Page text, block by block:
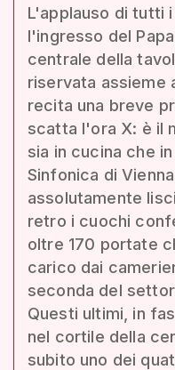
L'applauso di tutti
l'ingresso del
centrale della
riservata assieme
recita una breve
scatta l'ora X: è il
sia in cucina che
Sinfonica di
assolutamente
retro i cuochi
oltre 170 portate
carico dai
seconda del
Questi ultimi, in
nel cortile della
subito uno dei